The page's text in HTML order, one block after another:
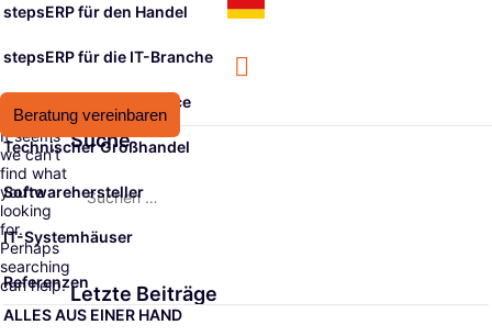
stepsERP für den Handel
stepsERP für die IT-Branche
stepsERP für den Service
Technischer Großhandel
Softwarehersteller
IT-Systemhäuser
Referenzen
ALLES AUS EINER HAND
Beratung vereinbaren
It seems
we can’t
find what
you’re
looking
for.
Perhaps
searching
can help.
Suchen
nach:
Suche
nach:
Letzte Beiträge